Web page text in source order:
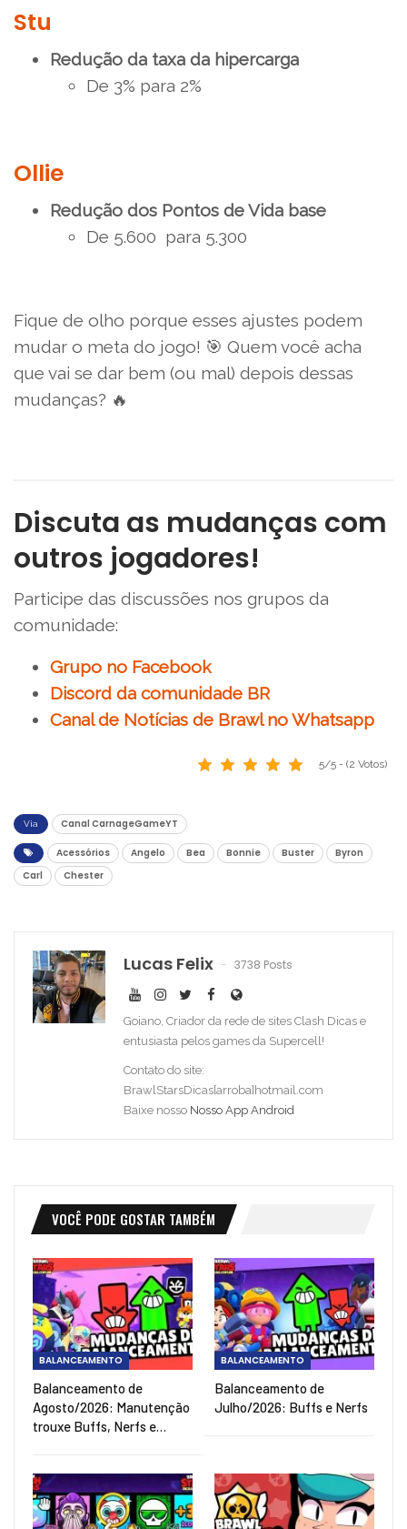
Stu
Redução da taxa da hipercarga
De 3% para 2%
Ollie
Redução dos Pontos de Vida base
De 5.600 para 5.300
Fique de olho porque esses ajustes podem
mudar o meta do jogo! 🎯 Quem você acha
que vai se dar bem (ou mal) depois dessas
mudanças? 🔥
Discuta as mudanças com
outros jogadores!
Participe das discussões nos grupos da
comunidade:
Grupo no Facebook
Discord da comunidade BR
Canal de Notícias de Brawl no Whatsapp
5/5 - (2 Votos)
Via Canal CarnageGameYT
Acessórios Angelo Bea Bonnie Buster
Byron
Carl
Chester
Lucas Felix 3738 Posts
Goiano, Criador da rede de sites Clash Dicas e
entusiasta pelos games da Supercell!
Contato do site:
BrawlStarsDicas[arroba]hotmail.com
Baixe nosso Nosso App Android
VOCÊ PODE GOSTAR TAMBÉM
BALANCEAMENTO
Balanceamento de
Agosto/2026: Manutenção
trouxe Buffs, Nerfs e…
BALANCEAMENTO
Balanceamento de
Julho/2026: Buffs e Nerfs